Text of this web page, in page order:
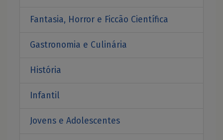
Fantasia, Horror e Ficcão Científica
Gastronomia e Culinária
História
Infantil
Jovens e Adolescentes